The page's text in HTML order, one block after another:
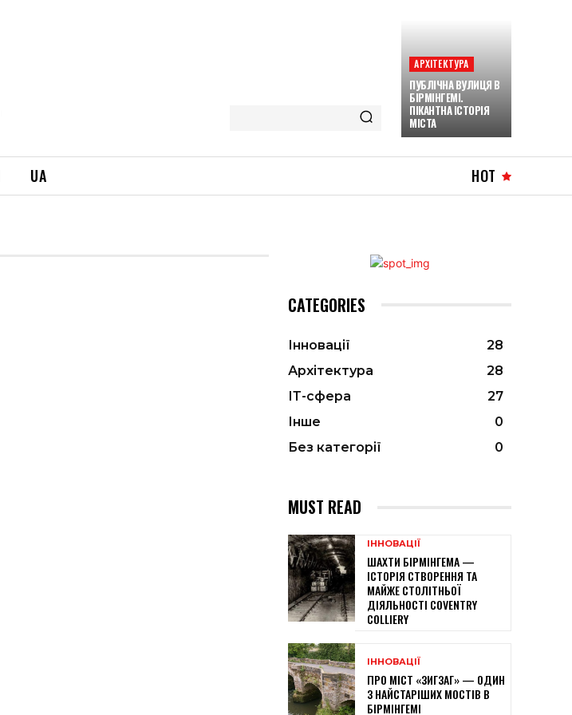
АРХІТЕКТУРА
ПУБЛІЧНА ВУЛИЦЯ В
БІРМІНГЕМІ.
ПІКАНТНА ІСТОРІЯ
МІСТА
UA HOT
CATEGORIES
Інновації
28
Архітектура
28
ІТ-сфера
27
Інше
0
Без категорії
0
MUST READ
ІННОВАЦІЇ
ШАХТИ БІРМІНГЕМА —
ІСТОРІЯ СТВОРЕННЯ ТА
МАЙЖЕ СТОЛІТНЬОЇ
ДІЯЛЬНОСТІ COVENTRY
COLLIERY
ІННОВАЦІЇ
ПРО МІСТ «ЗИГЗАГ» — ОДИН
З НАЙСТАРІШИХ МОСТІВ В
БІРМІНГЕМІ